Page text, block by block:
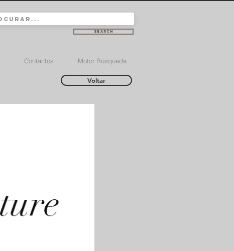
Search
Contactos Motor Búsqueda
Voltar